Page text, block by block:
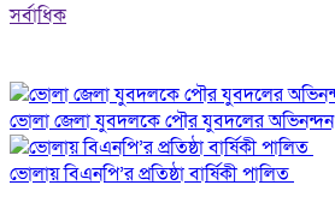
সর্বাধিক
ভোলা জেলা যুবদলকে পৌর যুবদলের অভিনন্দন
ভোলায় বিএনপি’র প্রতিষ্ঠা বার্ষিকী পালিত